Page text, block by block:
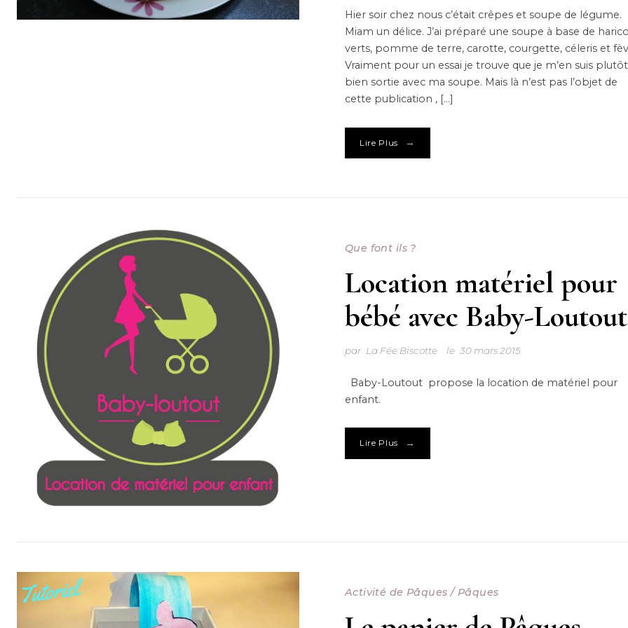
Hier soir chez nous c’était crêpes et soupe de légume.
Miam un délice. J’ai préparé une soupe à base de
verts, pomme de terre, carotte, courgette, céleris et
Vraiment pour un essai je trouve que je m’en suis plutôt
bien sortie avec ma soupe. Mais là n’est pas l’objet de
cette publication , […]
Lire Plus →
Que font ils ?
Location matériel pour
bébé avec Baby-Loutout
par La Fée Biscotte le 30 mars 2015
Baby-Loutout propose la location de matériel pour
enfant.
Lire Plus →
Activité de Pâques / Pâques